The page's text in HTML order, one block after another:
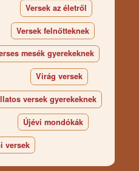
Versek az életről
Versek felnőtteknek
mesék gyerekeknek
Virág versek
versek gyerekeknek
Újévi mondókák
versek